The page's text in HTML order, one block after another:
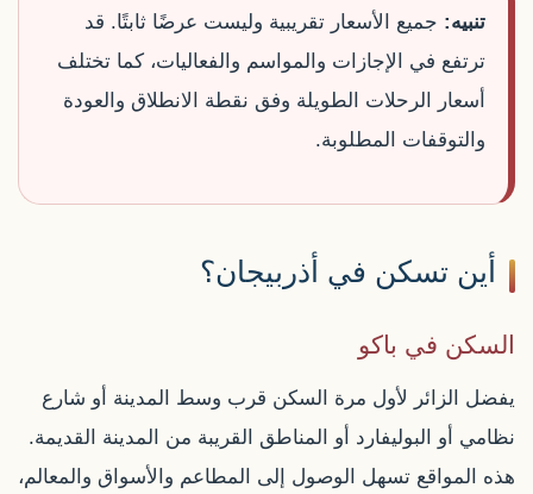
تنبيه: جميع الأسعار تقريبية وليست عرضًا ثابتًا. قد
ترتفع في الإجازات والمواسم والفعاليات، كما تختلف
أسعار الرحلات الطويلة وفق نقطة الانطلاق والعودة
والتوقفات المطلوبة.
أين تسكن في أذربيجان؟
السكن في باكو
يفضل الزائر لأول مرة السكن قرب وسط المدينة أو شارع
نظامي أو البوليفارد أو المناطق القريبة من المدينة القديمة.
هذه المواقع تسهل الوصول إلى المطاعم والأسواق والمعالم،